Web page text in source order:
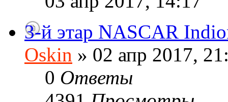
3-й этар NASCAR
Oskin » 02 апр 2017,
0 Ответы